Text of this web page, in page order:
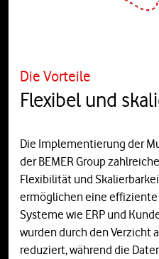
Die Vorteile
Flexibel und
Die Implementierung der
der BEMER Group
Flexibilität und
ermöglichen eine effiziente
Systeme wie ERP und
wurden durch den Verzicht
reduziert, während die